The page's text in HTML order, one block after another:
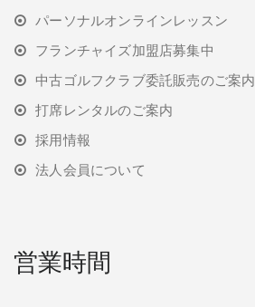
パーソナルオンラインレッスン
フランチャイズ加盟店募集中
中古ゴルフクラブ委託販売のご案内
打席レンタルのご案内
採用情報
法人会員について
営業時間